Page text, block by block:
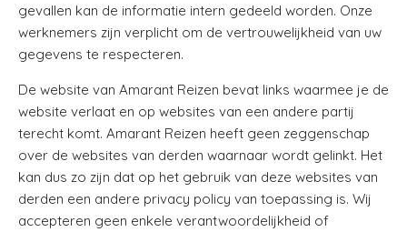
gevallen kan de informatie intern gedeeld worden. Onze
werknemers zijn verplicht om de vertrouwelijkheid van uw
gegevens te respecteren.
De website van Amarant Reizen bevat links waarmee je de
website verlaat en op websites van een andere partij
terecht komt. Amarant Reizen heeft geen zeggenschap
over de websites van derden waarnaar wordt gelinkt. Het
kan dus zo zijn dat op het gebruik van deze websites van
derden een andere privacy policy van toepassing is. Wij
accepteren geen enkele verantwoordelijkheid of